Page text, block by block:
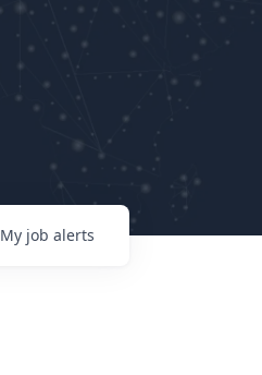
My job alerts